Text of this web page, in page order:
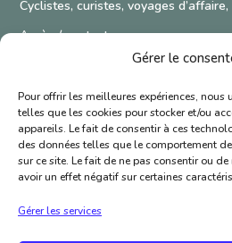
Gérer le
Pour offrir les meilleures expériences,
telles que les cookies pour stocker et/ou
appareils. Le fait de consentir à ces
des données telles que le comportement
sur ce site. Le fait de ne pas consentir ou
avoir un effet négatif sur certaines
Gérer les services
Cyclistes, curistes, voyages
Accès / contact